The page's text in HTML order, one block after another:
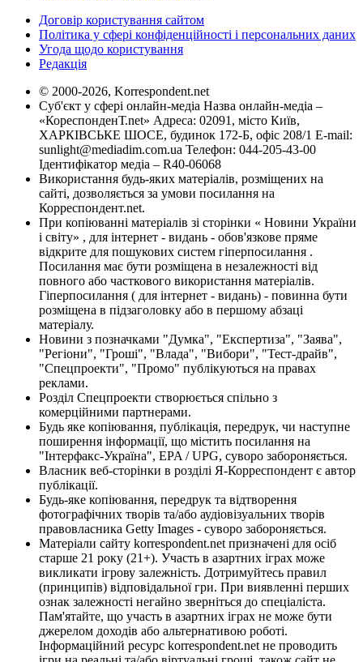
Договір користування сайтом
Політика у сфері конфіденційності і персональних даних
Угода щодо користування
Редакція
© 2000-2026, Korrespondent.net
Суб'єкт у сфері онлайн-медіа Назва онлайн-медіа –
«КореспонденТ.net» Адреса: 02091, місто Київ,
ХАРКІВСЬКЕ ШОСЕ, будинок 172-Б, офіс 208/1 E-mail:
sunlight@mediadim.com.ua Телефон: 044-205-43-00
Ідентифікатор медіа – R40-06068
Використання будь-яких матеріалів, розміщених на
сайті, дозволяється за умови посилання на
Корреспондент.net.
При копіюванні матеріалів зі сторінки « Новини України
і світу» , для інтернет - видань - обов'язкове пряме
відкрите для пошукових систем гіперпосилання .
Посилання має бути розміщена в незалежності від
повного або часткового використання матеріалів.
Гіперпосилання ( для інтернет - видань) - повинна бути
розміщена в підзаголовку або в першому абзаці
матеріалу.
Новини з позначками "Думка", "Експертиза", "Заява",
"Регіони", "Гроші", "Влада", "Вибори", "Тест-драйв",
"Спецпроекти", "Промо" публікуються на правах
реклами.
Розділ Спецпроекти створюється спільно з
комерційними партнерами.
Будь яке копіювання, публікація, передрук, чи наступне
поширення інформації, що містить посилання на
"Інтерфакс-Україна", EPA / UPG, суворо забороняється.
Власник веб-сторінки в розділі Я-Корреспондент є автор
публікації.
Будь-яке копіювання, передрук та відтворення
фотографічних творів та/або аудіовізуальних творів
правовласника Getty Images - суворо забороняється.
Матеріали сайту korrespondent.net призначені для осіб
старше 21 року (21+). Участь в азартних іграх може
викликати ігрову залежність. Дотримуйтесь правил
(принципів) відповідальної гри. При виявленні перших
ознак залежності негайно зверніться до спеціаліста.
Пам'ятайте, що участь в азартних іграх не може бути
джерелом доходів або альтернативою роботі.
Інформаційний ресурс korrespondent.net не проводить